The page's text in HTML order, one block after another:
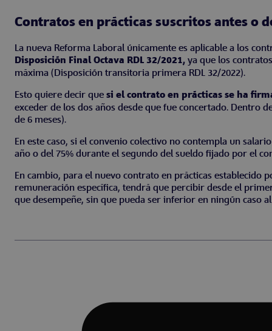
Contratos en prácticas suscritos antes o
La nueva Reforma Laboral únicamente es aplicable a los
Disposición Final Octava RDL 32/2021, ya que los
máxima (Disposición transitoria primera RDL 32/2022).
Esto quiere decir que si el contrato en prácticas se ha
exceder de los dos años desde que fue concertado. Dentro
de 6 meses).
En este caso, si el convenio colectivo no contempla un
año o del 75% durante el segundo del sueldo fijado por el
En cambio, para el nuevo contrato en prácticas establecido
remuneración específica, tendrá que percibir desde el
que desempeñe, sin que pueda ser inferior en ningún caso al